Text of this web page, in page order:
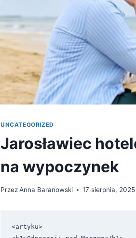
UNCATEGORIZED
Jarosławiec
na wypoczynek
PrzezAnna Baranowski 17 sierpnia, 2025
<artyku>